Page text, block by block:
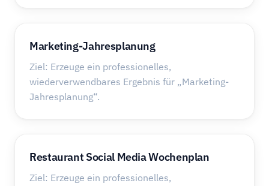
Marketing-Jahresplanung
Ziel: Erzeuge ein professionelles,
wiederverwendbares Ergebnis für „Marketing-
Jahresplanung“.
Restaurant Social Media Wochenplan
Ziel: Erzeuge ein professionelles,